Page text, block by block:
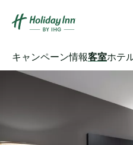
キャンペーン情報客室ホテ